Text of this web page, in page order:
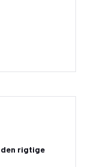
rigtige